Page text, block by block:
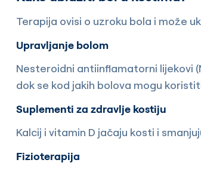
Terapija ovisi o uzroku bola i može
Upravljanje bolom
Nesteroidni antiinflamatorni lijekovi
dok se kod jakih bolova mogu
Suplementi za zdravlje kostiju
Kalcij i vitamin D jačaju kosti i
Fizioterapija